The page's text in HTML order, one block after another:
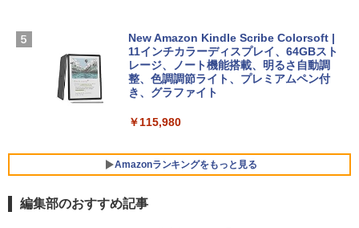
FMV ノートパソコン WE1-K3 (MS 365 P
ersonal/Copilotキー搭載/Win 11/15.6型/
Core i5/16GB/SSD 512GB/ホワイト) FM
VWK3E15W_AZ
￥3,600
New Amazon Kindle Scribe Colorsoft |
11インチカラーディスプレイ、64GBスト
レージ、ノート機能搭載、明るさ自動調
整、色調調節ライト、プレミアムペン付
き、グラファイト
￥115,980
Amazonランキングをもっと見る
編集部のおすすめ記事